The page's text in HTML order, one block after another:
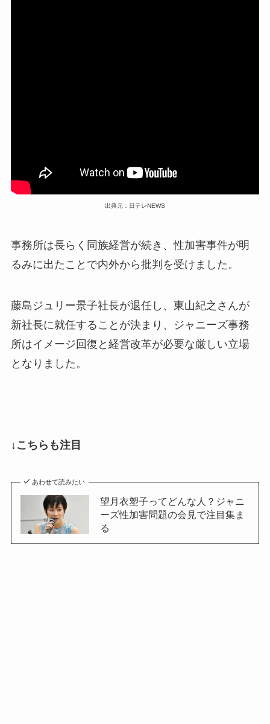
出典元：日テレNEWS
事務所は長らく同族経営が続き、性加害事件が明
るみに出たことで内外から批判を受けました。
藤島ジュリー景子社長が退任し、東山紀之さんが
新社長に就任することが決まり、ジャニーズ事務
所はイメージ回復と経営改革が必要な厳しい立場
となりました。
↓こちらも注目
あわせて読みたい
望月衣塑子ってどんな人？ジャニ
ーズ性加害問題の会見で注目集ま
る